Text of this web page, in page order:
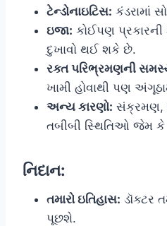
ટેન્ડોનાઇટિસ: કંડરામાં
ઇજા: કોઈપણ
દુખાવો થઈ શકે છે.
રક્ત પરિભ્રમણની
ખામી હોવાથી પણ
અન્ય કારણો: સંક્રમણ,
તબીબી સ્થિતિઓ જેમ કે
નિદાન:
તમારો ઇતિહાસ: ડૉક્ટર
પૂછશે.